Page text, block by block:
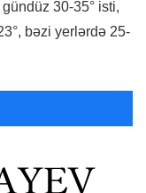
30-35° isti,
bəzi yerlərdə 25-